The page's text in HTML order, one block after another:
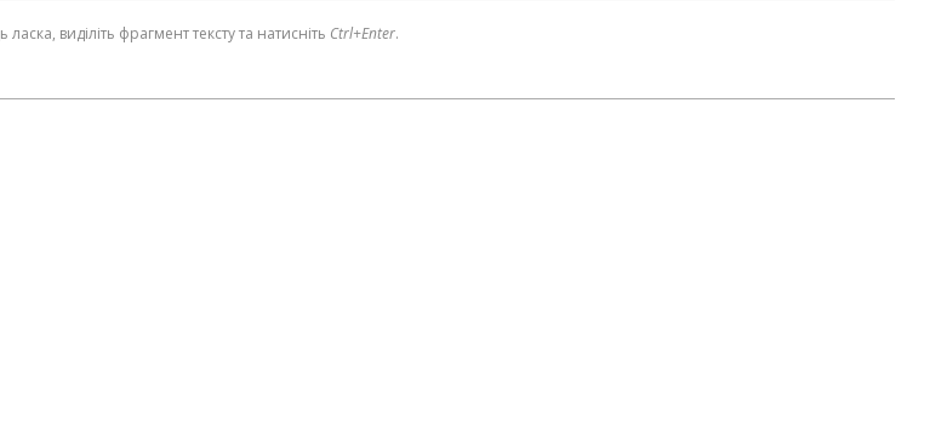
виділіть фрагмент тексту та натисніть Ctrl+Enter.